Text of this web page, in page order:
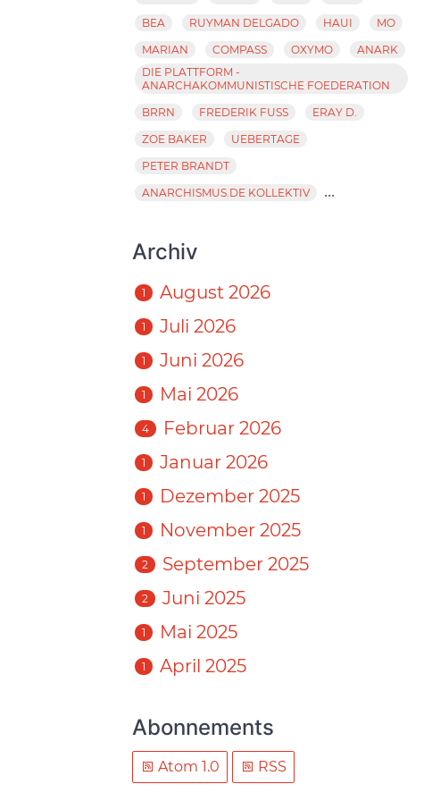
BEA
RUYMAN DELGADO HAUI
MO
MARIAN
COMPASS OXYMO
ANARK
DIE PLATTFORM -
ANARCHAKOMMUNISTISCHE FOEDERATION
BRRN
FREDERIK FUSS
ERAY D.
ZOE BAKER
UEBERTAGE
PETER BRANDT
ANARCHISMUS.DE KOLLEKTIV
...
Archiv
1 August 2026
1 Juli 2026
1 Juni 2026
1 Mai 2026
4 Februar 2026
1 Januar 2026
1 Dezember 2025
1 November 2025
2 September 2025
2 Juni 2025
1 Mai 2025
1 April 2025
Abonnements
Atom 1.0 RSS